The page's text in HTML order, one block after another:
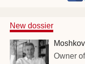
New dossier
Owner